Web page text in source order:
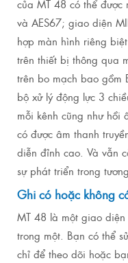
của MT 48 có thể được
và AES67; giao diện
hợp màn hình riêng
trên thiết bị thông qua
trên bo mạch bao gồm
bộ xử lý động lực 3
mỗi kênh cũng như hồi
có được âm thanh
diễn đỉnh cao. Và vẫn
sự phát triển trong
Ghi có hoặc không
MT 48 là một giao
trong một. Bạn có thể
chỉ để theo dõi hoặc